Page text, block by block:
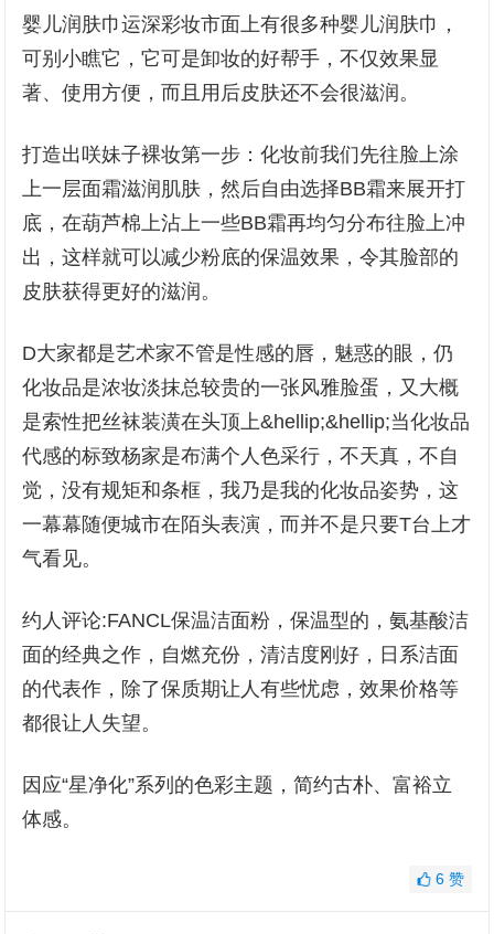
婴儿润肤巾运深彩妆市面上有很多种婴儿润肤巾，
可别小瞧它，它可是卸妆的好帮手，不仅效果显
著、使用方便，而且用后皮肤还不会很滋润。
打造出咲妹子裸妆第一步：化妆前我们先往脸上涂
上一层面霜滋润肌肤，然后自由选择BB霜来展开打
底，在葫芦棉上沾上一些BB霜再均匀分布往脸上冲
出，这样就可以减少粉底的保温效果，令其脸部的
皮肤获得更好的滋润。
D大家都是艺术家不管是性感的唇，魅惑的眼，仍
化妆品是浓妆淡抹总较贵的一张风雅脸蛋，又大概
是索性把丝袜装潢在头顶上&hellip;&hellip;当化妆品
代感的标致杨家是布满个人色采行，不天真，不自
觉，没有规矩和条框，我乃是我的化妆品姿势，这
一幕幕随便城市在陌头表演，而并不是只要T台上才
气看见。
约人评论:FANCL保温洁面粉，保温型的，氨基酸洁
面的经典之作，自燃充份，清洁度刚好，日系洁面
的代表作，除了保质期让人有些忧虑，效果价格等
都很让人失望。
因应“星净化”系列的色彩主题，简约古朴、富裕立
体感。
6 赞